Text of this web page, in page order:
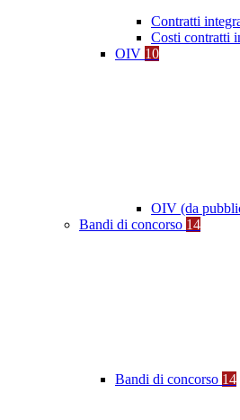
Contratti
Costi contratti
OIV 10
OIV (da
Bandi di concorso 14
Bandi di concorso 14